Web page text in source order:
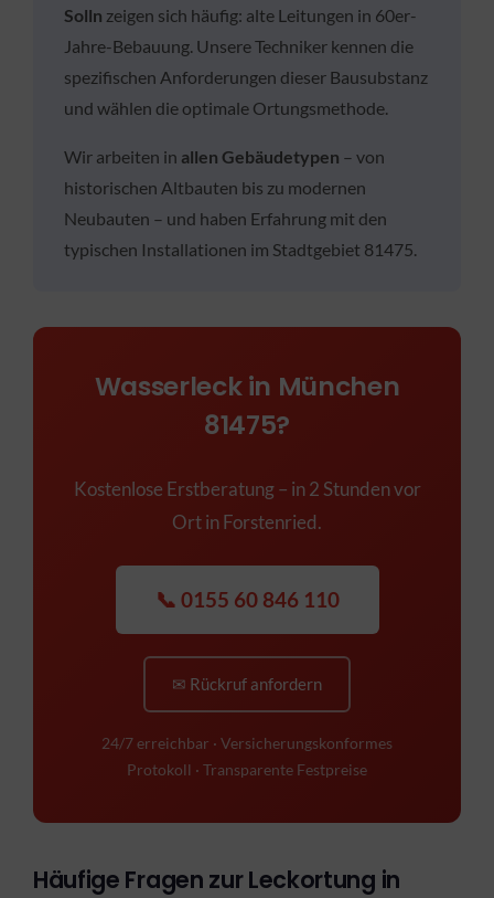
Solln zeigen sich häufig: alte Leitungen in 60er-
Jahre-Bebauung. Unsere Techniker kennen die
spezifischen Anforderungen dieser Bausubstanz
und wählen die optimale Ortungsmethode.
Wir arbeiten in allen Gebäudetypen – von
historischen Altbauten bis zu modernen
Neubauten – und haben Erfahrung mit den
typischen Installationen im Stadtgebiet 81475.
Wasserleck in München
81475?
Kostenlose Erstberatung – in 2 Stunden vor
Ort in Forstenried.
📞 0155 60 846 110
✉ Rückruf anfordern
24/7 erreichbar · Versicherungskonformes
Protokoll · Transparente Festpreise
Häufige Fragen zur Leckortung in